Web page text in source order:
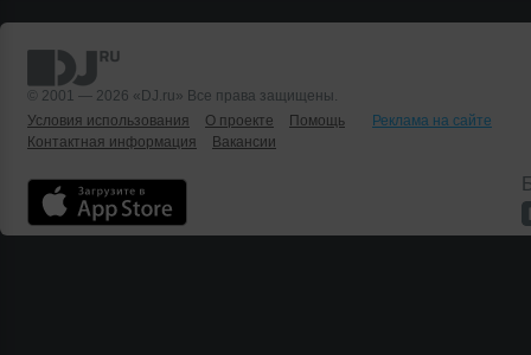
© 2001 — 2026 «DJ.ru» Все права защищены.
Условия использования
О проекте Помощь
Реклама на сайте
Контактная информация
Вакансии